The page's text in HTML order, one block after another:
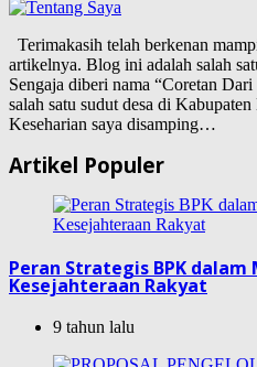
Terimakasih telah berkenan
artikelnya. Blog ini adalah salah
Sengaja diberi nama “Coretan
salah satu sudut desa di
Keseharian saya disamping…
Artikel Populer
Peran Strategis BPK dalam
Kesejahteraan Rakyat
9 tahun lalu